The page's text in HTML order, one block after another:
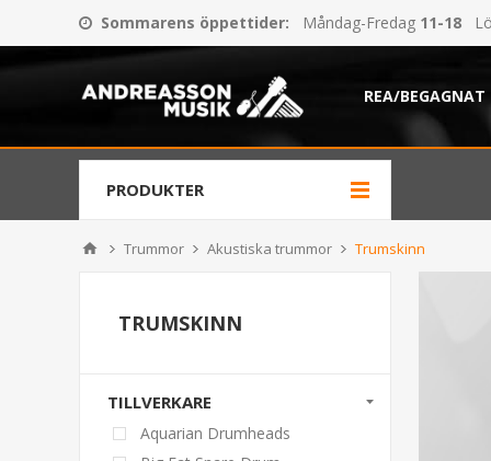
Sommarens öppettider: Måndag-Fredag 11-18
REA/BEGAGNAT
PRODUKTER
Trummor Akustiska trummor Trumskinn
TRUMSKINN
TILLVERKARE
Aquarian Drumheads